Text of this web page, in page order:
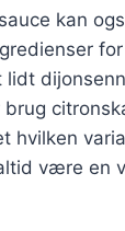
kan
brug
hvilken
være en